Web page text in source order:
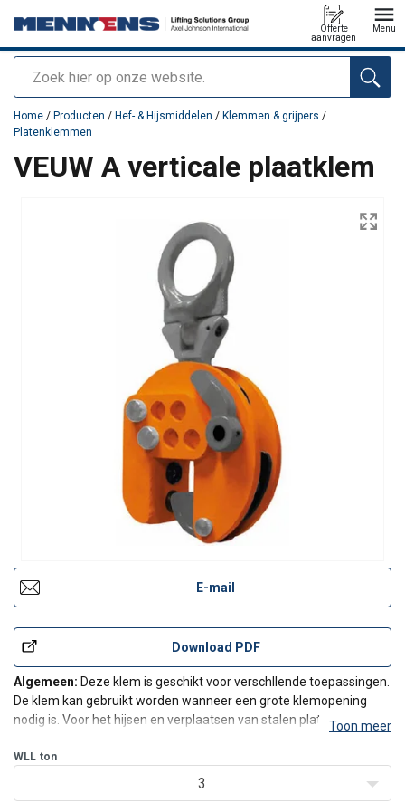
Zoeken
Offerte
aanvragen
Menu
toegevoegd aan uw offerte
Home / Producten / Hef- & Hijsmiddelen / Klemmen & grijpers /
Platenklemmen
VEUW A verticale plaatklem
E-mail
Download PDF
Algemeen: Deze klem is geschikt voor verschllende toepassingen.
De klem kan gebruikt worden wanneer een grote klemopening
nodig is. Voor het hijsen en verplaatsen van stalen platen en
in stappen van 30mm. Werklast 3000kg. Sterke en lic
Toon meer
WLL ton
3